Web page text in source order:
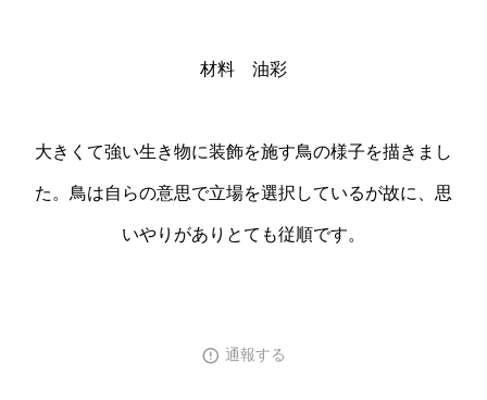
材料　油彩
大きくて強い生き物に装飾を施す鳥の様子を描きまし
た。鳥は自らの意思で立場を選択しているが故に、思
いやりがありとても従順です。
通報する